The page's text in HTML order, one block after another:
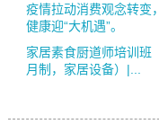
疫情拉动消费观念转变
健康迎“大机遇”。
家居素食厨道师培训班
月制，家居设备）|...